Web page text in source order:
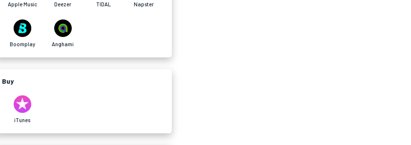
Apple Music Deezer TIDAL Napster
Boomplay Anghami
Buy
iTunes